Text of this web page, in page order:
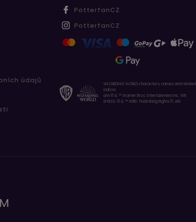
údajů
PotterfanCZ
PotterfanCZ
WIZARDING WORLD characters, names and related
indicia
are © & ™ Warner Bros. Entertainment Inc. WB
SHIELD: © & ™ WBEI. Publishing Rights © JKR.